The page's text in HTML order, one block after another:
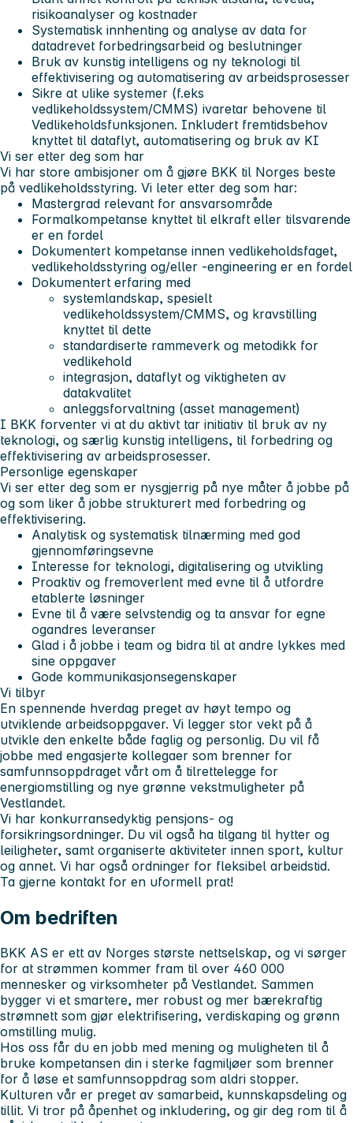
risikoanalyser og kostnader
Systematisk innhenting og analyse av data for
datadrevet forbedringsarbeid og beslutninger
Bruk av kunstig intelligens og ny teknologi til
effektivisering og automatisering av arbeidsprosesser
Sikre at ulike systemer (f.eks
vedlikeholdssystem/CMMS) ivaretar behovene til
Vedlikeholdsfunksjonen. Inkludert fremtidsbehov
knyttet til dataflyt, automatisering og bruk av KI
Vi ser etter deg som har
Vi har store ambisjoner om å gjøre BKK til Norges beste
på vedlikeholdsstyring. Vi leter etter deg som har:
Mastergrad relevant for ansvarsområde
Formalkompetanse knyttet til elkraft eller tilsvarende
er en fordel
Dokumentert kompetanse innen vedlikeholdsfaget,
vedlikeholdsstyring og/eller -engineering er en fordel
Dokumentert erfaring med
systemlandskap, spesielt
vedlikeholdssystem/CMMS, og kravstilling
knyttet til dette
standardiserte rammeverk og metodikk for
vedlikehold
integrasjon, dataflyt og viktigheten av
datakvalitet
anleggsforvaltning (asset management)
I BKK forventer vi at du aktivt tar initiativ til bruk av ny
teknologi, og særlig kunstig intelligens, til forbedring og
effektivisering av arbeidsprosesser.
Personlige egenskaper
Vi ser etter deg som er nysgjerrig på nye måter å jobbe på
og som liker å jobbe strukturert med forbedring og
effektivisering.
Analytisk og systematisk tilnærming med god
gjennomføringsevne
Interesse for teknologi, digitalisering og utvikling
Proaktiv og fremoverlent med evne til å utfordre
etablerte løsninger
Evne til å være selvstendig og ta ansvar for egne
ogandres leveranser
Glad i å jobbe i team og bidra til at andre lykkes med
sine oppgaver
Gode kommunikasjonsegenskaper
Vi tilbyr
En spennende hverdag preget av høyt tempo og
utviklende arbeidsoppgaver. Vi legger stor vekt på å
utvikle den enkelte både faglig og personlig. Du vil få
jobbe med engasjerte kollegaer som brenner for
samfunnsoppdraget vårt om å tilrettelegge for
energiomstilling og nye grønne vekstmuligheter på
Vestlandet.
Vi har konkurransedyktig pensjons- og
forsikringsordninger. Du vil også ha tilgang til hytter og
leiligheter, samt organiserte aktiviteter innen sport, kultur
og annet. Vi har også ordninger for fleksibel arbeidstid.
Ta gjerne kontakt for en uformell prat!
Om bedriften
BKK AS er ett av Norges største nettselskap, og vi sørger
for at strømmen kommer fram til over 460 000
mennesker og virksomheter på Vestlandet. Sammen
bygger vi et smartere, mer robust og mer bærekraftig
strømnett som gjør elektrifisering, verdiskaping og grønn
omstilling mulig.
Hos oss får du en jobb med mening og muligheten til å
bruke kompetansen din i sterke fagmiljøer som brenner
for å løse et samfunnsoppdrag som aldri stopper.
Kulturen vår er preget av samarbeid, kunnskapsdeling og
tillit. Vi tror på åpenhet og inkludering, og gir deg rom til å